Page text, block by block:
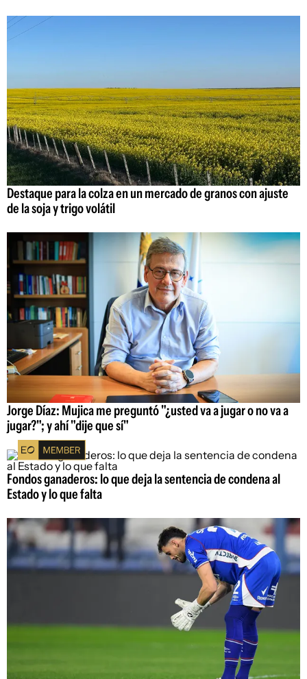
Destaque para la colza en un mercado de granos con ajuste
de la soja y trigo volátil
Jorge Díaz: Mujica me preguntó "¿usted va a jugar o no va a
jugar?"; y ahí "dije que sí"
Fondos ganaderos: lo que deja la sentencia de condena al
Estado y lo que falta